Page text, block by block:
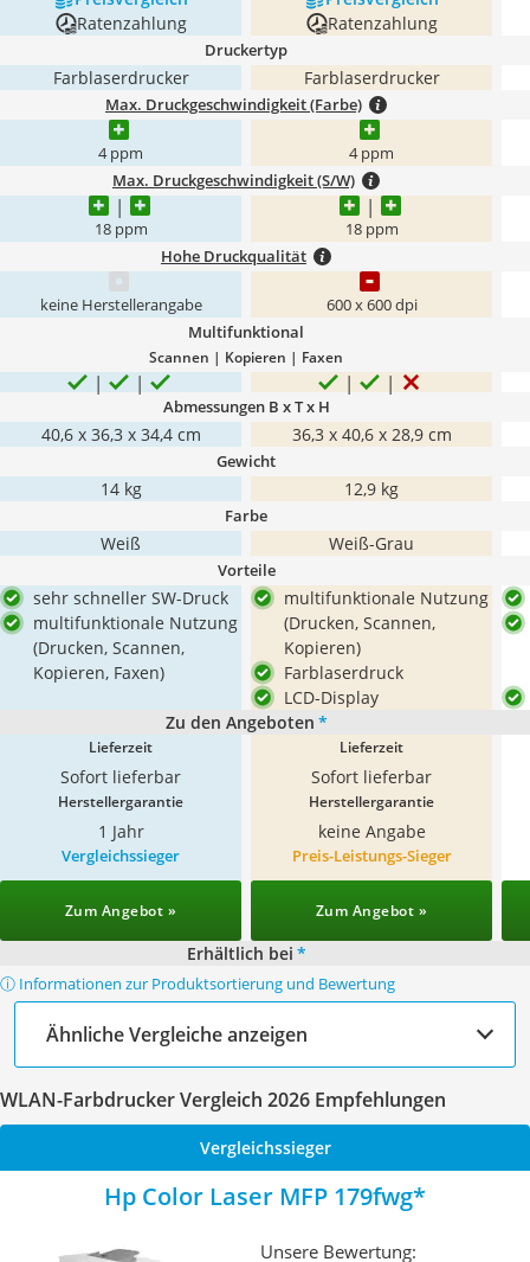
Ratenzahlung
Ratenzahlung
Druckertyp
Farblaserdrucker Farblaserdrucker
Max. Druckgeschwindigkeit (Farbe)
4 ppm 4 ppm
Max. Druckgeschwindigkeit (S/W)
18 ppm 18 ppm
Hohe Druckqualität
keine Herstellerangabe 600 x 600 dpi
Multifunktional
Scannen | Kopieren | Faxen
Abmessungen B x T x H
40,6 x 36,3 x 34,4 cm ‎36,3 x 40,6 x 28,9 cm
Gewicht
14 kg 12,9 kg
Farbe
Weiß Weiß-Grau
Vorteile
sehr schneller SW-Druck
multifunktionale Nutzung
(Drucken, Scannen,
Kopieren, Faxen)
multifunktionale Nutzung
(Drucken, Scannen,
Kopieren)
Farblaserdruck
LCD-Display
Zu den Angeboten *
Lieferzeit
Sofort lieferbar
Lieferzeit
Sofort lieferbar
Herstellergarantie
1 Jahr
Herstellergarantie
keine Angabe
Vergleichssieger
Zum Angebot »
Preis-Leistungs-Sieger
Zum Angebot »
Erhältlich bei *
ⓘ Informationen zur Produktsortierung und Bewertung
Ähnliche Vergleiche anzeigen
WLAN-Farbdrucker Vergleich 2026 Empfehlungen
Vergleichssieger
Hp Color Laser MFP 179fwg
Unsere Bewertung: